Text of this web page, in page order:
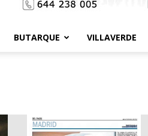
Vecinal
BUTARQUE VILLAVERDE